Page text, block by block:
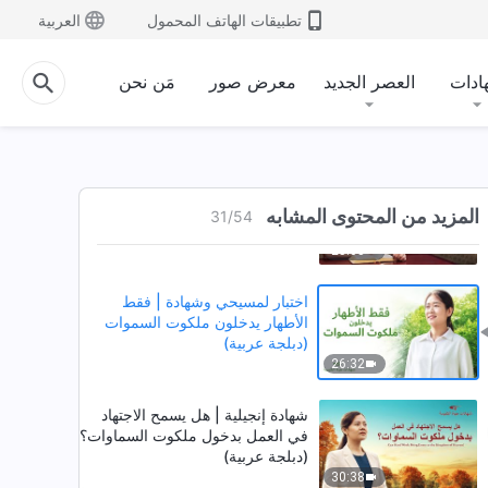
تطبيقات الهاتف المحمول العربية
العصر الجديد معرض صور مَن نحن
المزيد من المحتوى المشابه 31/54
فيديو مسيحي | ظهور الله وعمله في
الصين لهما مغزى مهم للغاية (دبلجة
25:03
اختبار لمسيحي وشهادة | كسر
الأكاذيب للتحول نحو الله (دبلجة
عربية)
26:32
اختبار لمسيحي وشهادة | فقط
الأطهار يدخلون ملكوت السموات
(دبلجة عربية)
30:38
شهادة إنجيلية | هل يسمح الاجتهاد
في العمل بدخول ملكوت السماوات؟
(دبلجة عربية)